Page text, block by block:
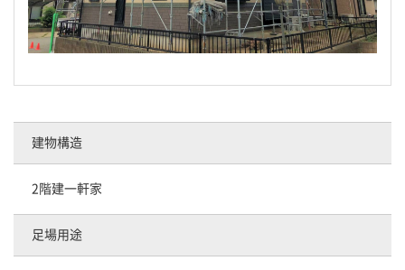
建物構造
2階建一軒家
足場用途